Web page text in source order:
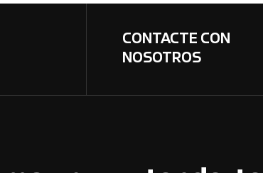
CONTACTE CON
NOSOTROS